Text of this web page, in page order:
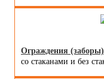
Ограждения (заборы)
со стаканами и без